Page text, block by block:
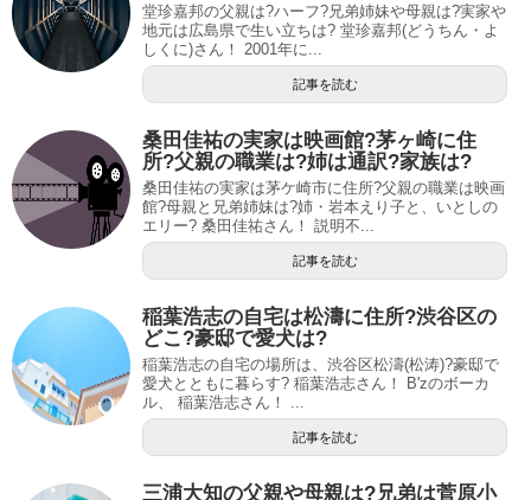
堂珍嘉邦の父親は?ハーフ?兄弟姉妹や母親は?実家や
地元は広島県で生い立ちは? 堂珍嘉邦(どうちん・よ
しくに)さん！ 2001年に...
記事を読む
桑田佳祐の実家は映画館?茅ヶ崎に住
所?父親の職業は?姉は通訳?家族は?
桑田佳祐の実家は茅ケ崎市に住所?父親の職業は映画
館?母親と兄弟姉妹は?姉・岩本えり子と、いとしの
エリー? 桑田佳祐さん！ 説明不...
記事を読む
稲葉浩志の自宅は松濤に住所?渋谷区の
どこ?豪邸で愛犬は?
稲葉浩志の自宅の場所は、渋谷区松濤(松涛)?豪邸で
愛犬とともに暮らす? 稲葉浩志さん！ B'zのボーカ
ル、 稲葉浩志さん！ ...
記事を読む
三浦大知の父親や母親は?兄弟は菅原小